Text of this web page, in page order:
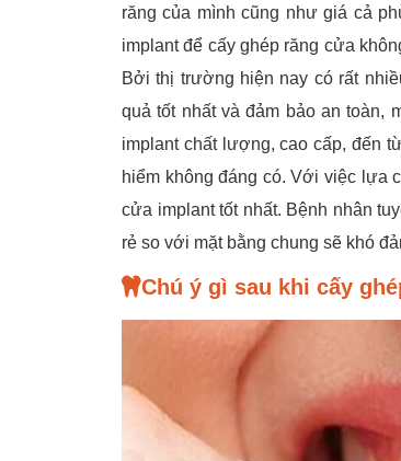
răng của mình cũng như giá cả
implant để cấy ghép răng cửa
Bởi thị trường hiện nay có rất
quả tốt nhất và đảm bảo an toàn,
implant chất lượng, cao cấp, đến
hiểm không đáng có. Với việc lựa
cửa implant tốt nhất. Bệnh nhân
rẻ so với mặt bằng chung sẽ khó
Chú ý gì sau khi cấy